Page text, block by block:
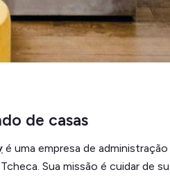
de casas
é uma empresa de
Sua missão é cuidar de